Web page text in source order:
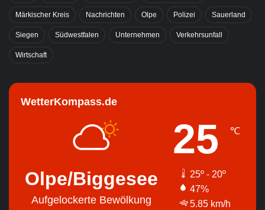
Märkischer Kreis Nachrichten Olpe Polizei Sauerland
Siegen Südwestfalen Unternehmen Verkehrsunfall
Wirtschaft
WetterKompass.de
Olpe/Biggesee
Aufgelockerte Bewölkung
25 ℃
25º - 20º
47%
5.85 km/h